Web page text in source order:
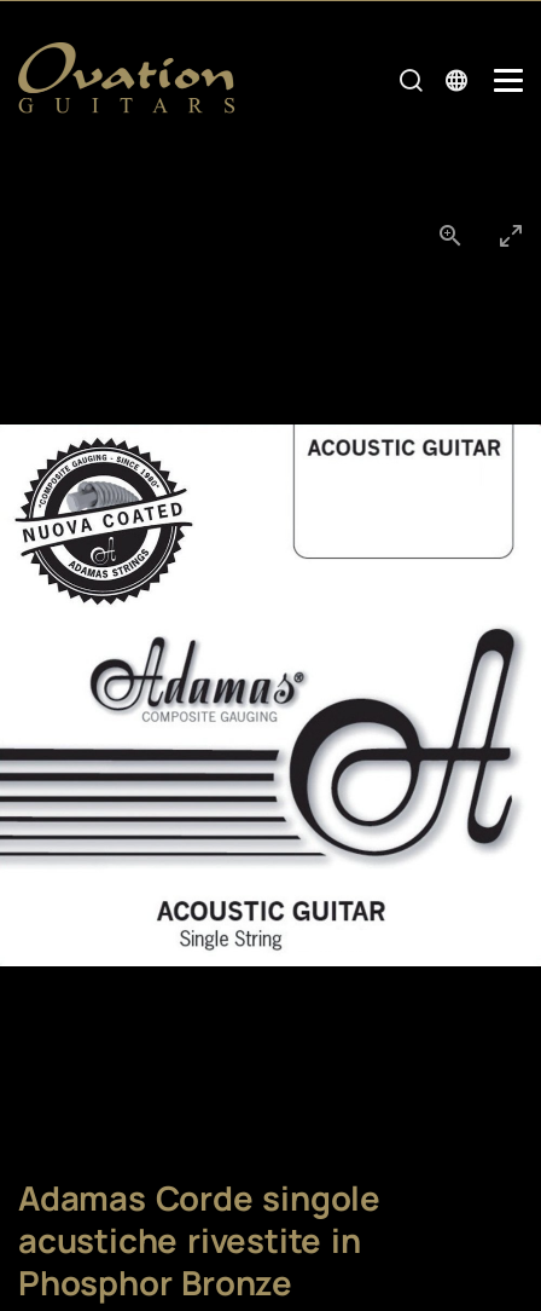
Adamas Corde singole
acustiche rivestite in
Phosphor Bronze